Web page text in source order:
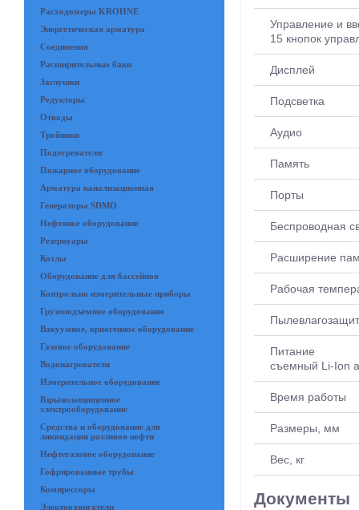
Расходомеры KROHNE
Энергетическая арматура
Соединения
Расширительные баки
Заглушки
Редукторы
Отводы
Тройники
Подогреватели
Пожарное оборудование
Арматура канализационная
Генераторы SDMO
Нефтяное оборудование
Резервуары
Котлы
Оборудование для бассейнов
Контрольно измерительные приборы
Грузоподъемное оборудование
Вакуумное, криогенное оборудование
Газовое оборудование
Водонагреватели
Измерительное оборудование
Взрывозащищенное
электрооборудование
Средства и оборудование для
ликвидации разливов нефти
Нефтегазовое оборудование
Гофрированные трубы
Компрессоры
Электродвигатели
Управление и
15 кнопок
Дисплей
Подсветка
Аудио
Память
Порты
Беспроводная
Расширение
Рабочая
Питание
съемный Li-Ion
Время работы
Размеры, мм
Вес, кг
Документы